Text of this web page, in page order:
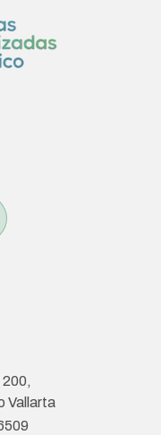
Vallarta